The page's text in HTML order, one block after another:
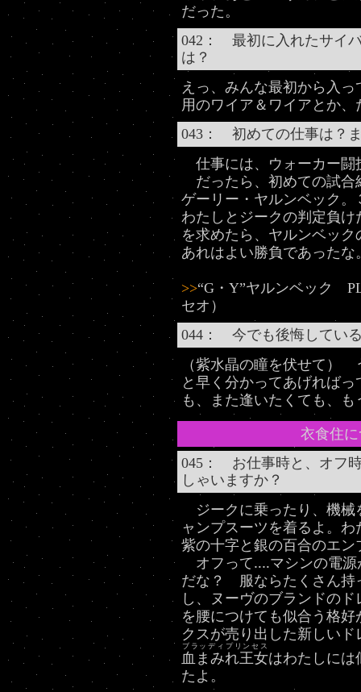
だった。
042： 最初に入れたサイ
は？
えっ、みんな最初から入
用のワイア＆ワイアとか、
043： 初めての仕事は？
仕事には、ウォーカー闘
だったら、初めての試合
ゲーリー・ヤルンベック
わたしとジークの判定負
を求めたら、ヤルンベッ
あれはよい勝負であったな
>>“G・Y”ヤルンベック
セオ）
044： 今でも後悔してい
（紫水晶の瞳を伏せて
と早く分かってあげれば
も、また逢いたくても、
衣食住
045： お仕事時と、オフ
しゃいますか？
ジークに乗ったり、機械
ャンプスーツを着るよ。
紫の十字と銀の百合のエ
オフって‥‥マシンの電源
だな？ 服ならたくさん持
し、ヌーヴのブランドの
を腰につけても似合う格
クスが売り出した新しい
血まみれ王女
ブラッディプリンセス
はわたしには
たよ。